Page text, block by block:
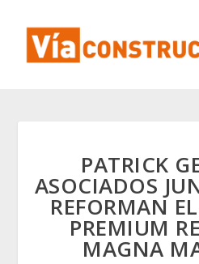
PATRICK
ASOCIADOS
REFORMAN
PREMIUM
MAGNA